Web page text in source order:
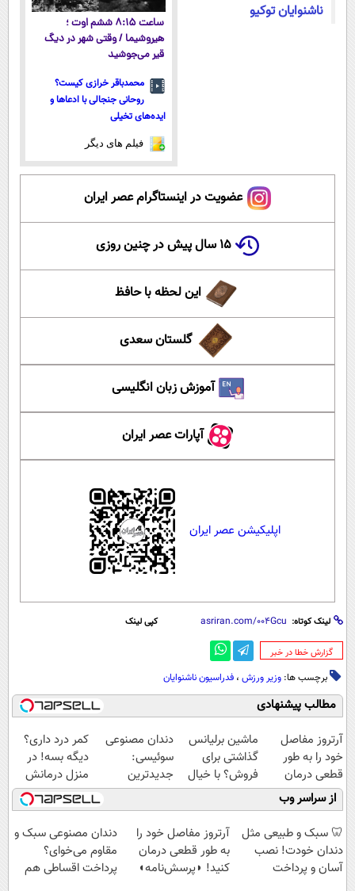
ناشنوایان توکیو
ساعت ۸:۱۵ ششم اوت ؛
هیروشیما / وقتی شهر در دیگ
قیر می‌جوشید
محمدباقر خرازی کیست؟
روحانی جنجالی با ادعاها و
ایده‌های تخیلی
فیلم های دیگر
عضویت در اینستاگرام عصر ایران
۱۵ سال پیش در چنین روزی
این لحظه با حافظ
گلستان سعدی
آموزش زبان انگلیسی
آپارات عصر ایران
اپلیکیشن عصر ایران
لینک کوتاه: کپی لینک
‌گزارش خطا در خبر
برچسب ها: وزیر ورزش ، فدراسیون ناشنوایان
مطالب پیشنهادی
آرتروز مفاصل
خود را به طور
قطعی درمان
کنید!
◗پرسش‌نامه◖
ماشین برلیانس
گذاشتی برای
فروش؟ با خیال
راحت بفروش
دندان مصنوعی
سوئیسی:
جدیدترین
فناوری اروپا،
سبک و مقاوم |
پرداخت قسطی
کمر درد داری؟
دیگه بسه! در
منزل درمانش
کن
(◀پرسش‌نامه)
از سراسر وب
🦷 سبک و طبیعی مثل
دندان خودت! نصب
آسان و پرداخت
آرتروز مفاصل خود را
به طور قطعی درمان
کنید! ◗پرسش‌نامه◖
دندان مصنوعی سبک و
مقاوم می‌خوای؟
پرداخت اقساطی هم